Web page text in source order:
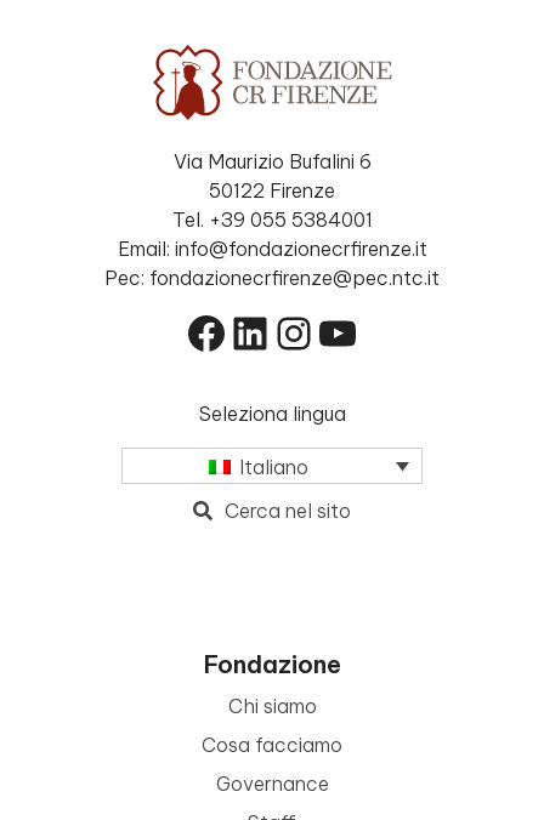
Via Maurizio Bufalini 6
50122 Firenze
Tel. +39 055 5384001
Email: info@fondazionecrfirenze.it
Pec: fondazionecrfirenze@pec.ntc.it
Facebook
LinkedIn
Instagram
YouTube
Seleziona lingua
Italiano
Cerca nel sito
Fondazione
Chi siamo
Cosa facciamo
Governance